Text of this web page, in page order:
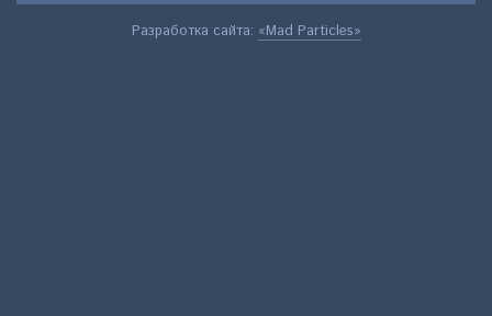
Разработка сайта: «Mad Particles»